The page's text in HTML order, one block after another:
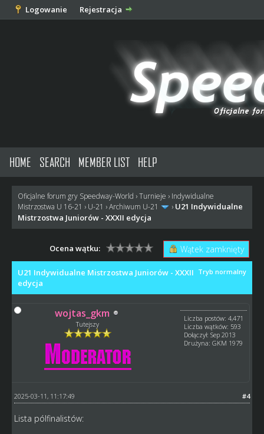
Logowanie Rejestracja
HOME SEARCH MEMBER LIST HELP
Oficjalne forum gry Speedway-World ›Turnieje › Indywidualne
Mistrzostwa U 16-21 › U-21 ›Archiwum U-21 › U21 Indywidualne
Mistrzostwa Juniorów - XXXII edycja
Wątek zamknięty
Ocena wątku:
Tryb normalny
U21 Indywidualne Mistrzostwa Juniorów - XXXII
edycja
wojtas_gkm
Tutejszy
Liczba postów: 4,471
Liczba wątków: 593
Dołączył: Sep 2013
Drużyna: GKM 1979
#4
2025-03-11, 11:17:49
Lista pólfinalistów: